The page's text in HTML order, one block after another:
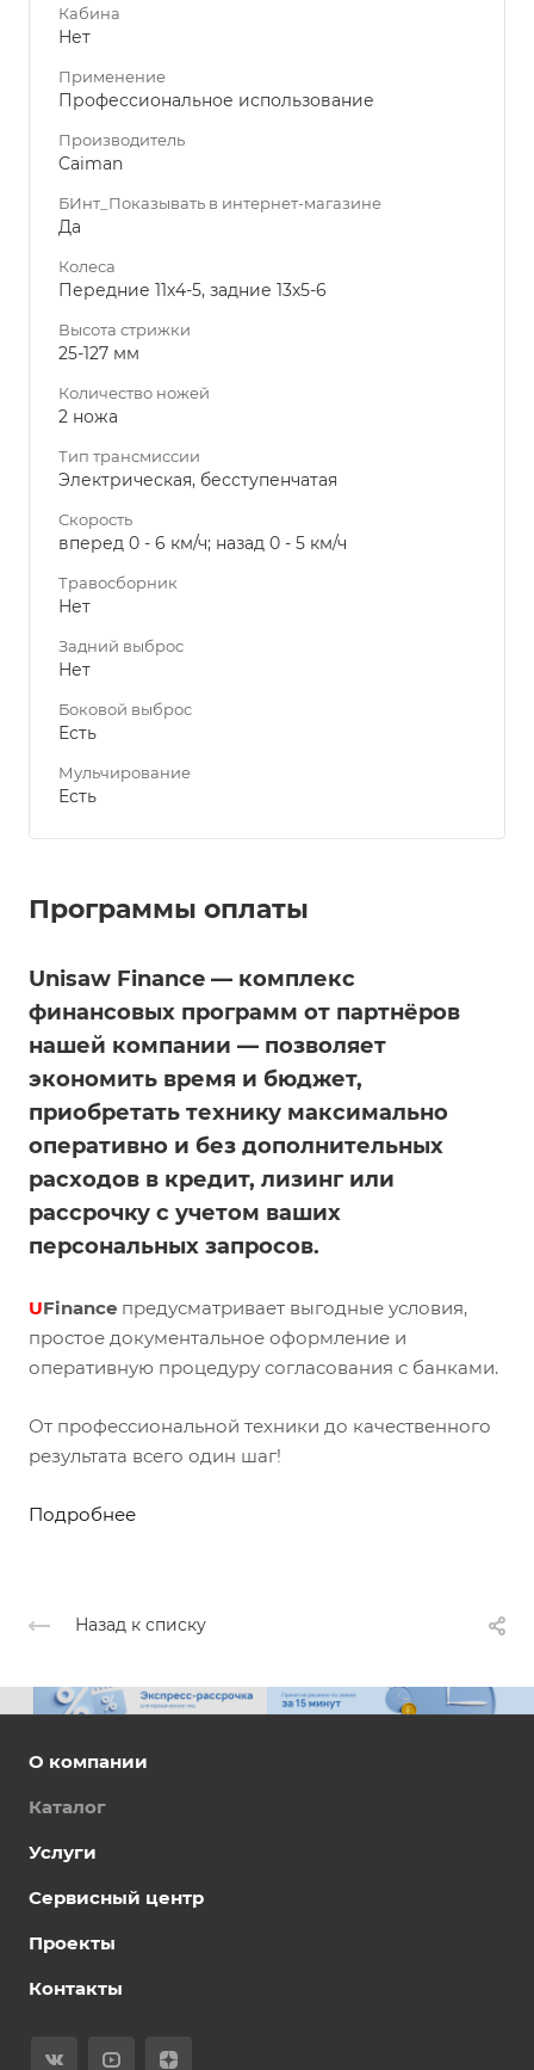
Кабина
Нет
Применение
Профессиональное использование
Производитель
Caiman
БИнт_Показывать в интернет-магазине
Да
Колеса
Передние 11х4-5, задние 13х5-6
Высота стрижки
25-127 мм
Количество ножей
2 ножа
Тип трансмиссии
Электрическая, бесступенчатая
Скорость
вперед 0 - 6 км/ч; назад 0 - 5 км/ч
Травосборник
Нет
Задний выброс
Нет
Боковой выброс
Есть
Мульчирование
Есть
Программы оплаты
Unisaw Finance — комплекс
финансовых программ от партнёров
нашей компании — позволяет
экономить время и бюджет,
приобретать технику максимально
оперативно и без дополнительных
расходов в кредит, лизинг или
рассрочку с учетом ваших
персональных запросов.
UFinance предусматривает выгодные условия,
простое документальное оформление и
оперативную процедуру согласования с банками.
От профессиональной техники до качественного
результата всего один шаг!
Подробнее
Назад к списку
О компании
Каталог
Услуги
Сервисный центр
Проекты
Контакты